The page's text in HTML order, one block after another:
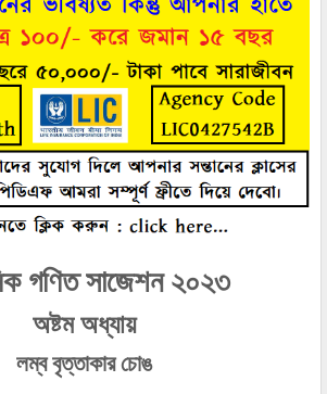
গণিত সাজেশন ২০২৩
অষ্টম অধ্যায়
লম্ব বৃত্তাকার চোঙ